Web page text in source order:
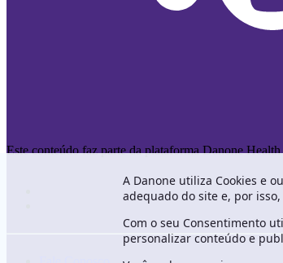
Este conteúdo faz parte da plataforma Danone
A Danone utiliza Cookies e
adequado do site e, por
Com o seu Consentimento
personalizar conteúdo e